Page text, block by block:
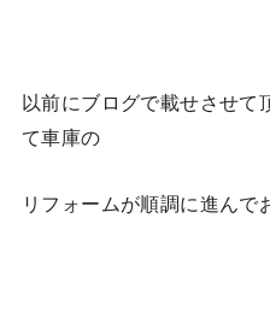
以前にブログで載せさせて
て車庫の
リフォームが順調に進んで